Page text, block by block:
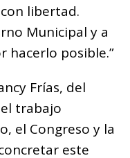
libertad.
Municipal y a
hacerlo posible.”
Frías, del
trabajo
el Congreso y la
este